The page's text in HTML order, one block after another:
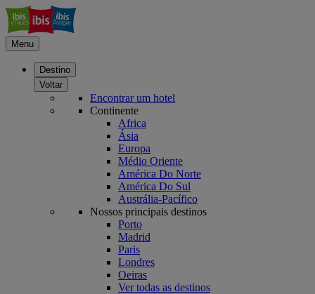
Menu
Destino
Voltar
Encontrar um hotel
Continente
Africa
Ásia
Europa
Médio Oriente
América Do Norte
América Do Sul
Austrália-Pacífico
Nossos principais destinos
Porto
Madrid
Paris
Londres
Oeiras
Ver todas as destinos